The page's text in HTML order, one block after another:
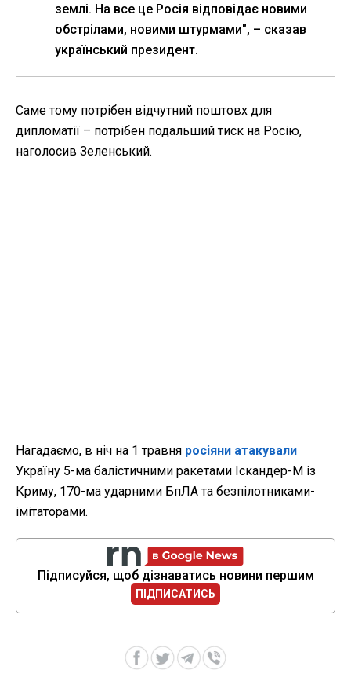
землі. На все це Росія відповідає новими
обстрілами, новими штурмами", – сказав
український президент.
Саме тому потрібен відчутний поштовх для
дипломатії – потрібен подальший тиск на Росію,
наголосив Зеленський.
Нагадаємо, в ніч на 1 травня росіяни атакували
Україну 5-ма балістичними ракетами Іскандер-М із
Криму, 170-ма ударними БпЛА та безпілотниками-
імітаторами.
Підписуйся, щоб дізнаватись новини першим
ПІДПИСАТИСЬ